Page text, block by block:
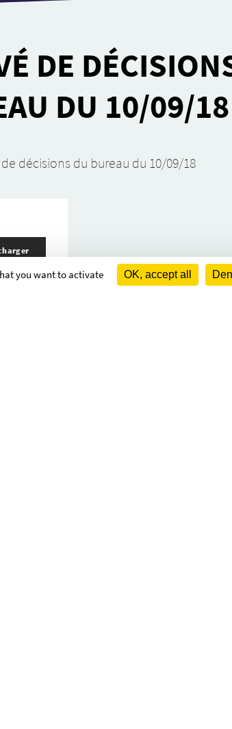
DE
DU 10/09/18
de déci­­­­sions du bureau du 10/09/18
you want to activate OK, accept all